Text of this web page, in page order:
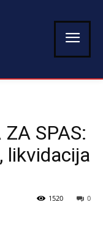
SPAS:
likvidacija
0
1520